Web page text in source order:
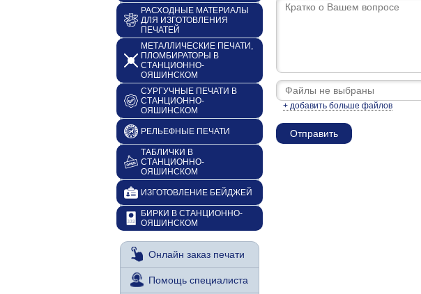
+ добавить больше файлов
РАСХОДНЫЕ МАТЕРИАЛЫ
ДЛЯ ИЗГОТОВЛЕНИЯ
ПЕЧАТЕЙ
МЕТАЛЛИЧЕСКИЕ ПЕЧАТИ,
ПЛОМБИРАТОРЫ В
СТАНЦИОННО-
ОЯШИНСКОМ
СУРГУЧНЫЕ ПЕЧАТИ В
СТАНЦИОННО-
ОЯШИНСКОМ
РЕЛЬЕФНЫЕ ПЕЧАТИ
ТАБЛИЧКИ В
СТАНЦИОННО-
ОЯШИНСКОМ
ИЗГОТОВЛЕНИЕ БЕЙДЖЕЙ
БИРКИ В СТАНЦИОННО-
ОЯШИНСКОМ
Онлайн заказ печати
Помощь специалиста